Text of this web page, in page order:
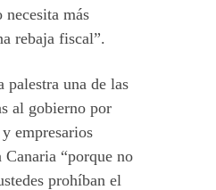
más
rebaja fiscal”.
palestra una de las
al gobierno por
empresarios
Canaria “porque no
prohíban el